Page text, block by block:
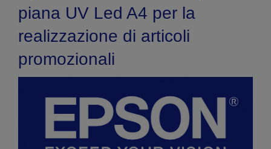
Eventi
Search
piana UV Led A4 per la
realizzazione di articoli
promozionali